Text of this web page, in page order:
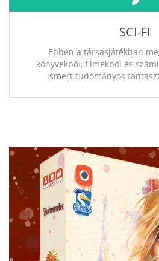
SCI-FI
Ebben a társasjátékban
könyvekből, filmekből és
ismert tudományos